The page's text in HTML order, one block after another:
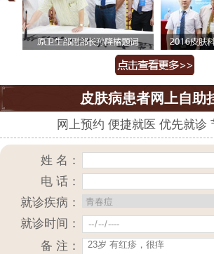
皮肤病患者网上自助
网上预约 便捷就医 优先就诊
姓 名：
电 话：
就诊疾病：
就诊时间：
备 注：